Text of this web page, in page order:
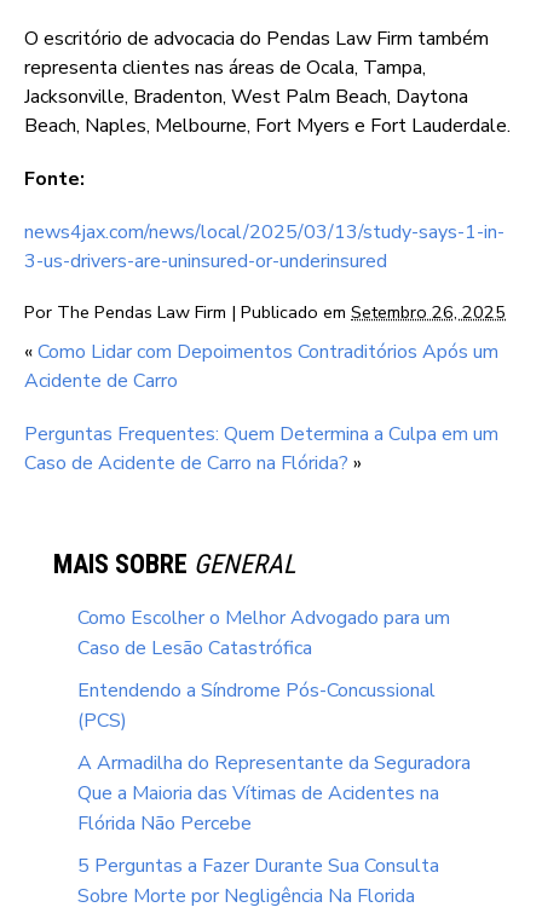
O escritório de advocacia do Pendas Law Firm também
representa clientes nas áreas de Ocala, Tampa,
Jacksonville, Bradenton, West Palm Beach, Daytona
Beach, Naples, Melbourne, Fort Myers e Fort Lauderdale.
Fonte:
news4jax.com/news/local/2025/03/13/study-says-1-in-
3-us-drivers-are-uninsured-or-underinsured
Por The Pendas Law Firm | Publicado em Setembro 26, 2025
«Como Lidar com Depoimentos Contraditórios Após um
Acidente de Carro
Perguntas Frequentes: Quem Determina a Culpa em um
Caso de Acidente de Carro na Flórida? »
MAIS SOBRE GENERAL
Como Escolher o Melhor Advogado para um
Caso de Lesão Catastrófica
Entendendo a Síndrome Pós-Concussional
(PCS)
A Armadilha do Representante da Seguradora
Que a Maioria das Vítimas de Acidentes na
Flórida Não Percebe
5 Perguntas a Fazer Durante Sua Consulta
Sobre Morte por Negligência Na Florida